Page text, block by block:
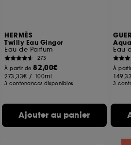
HERMÈS
Twilly Eau Ginger
Eau de Parfum
273
À partir de82,00€
273,33€ / 100ml
3 contenances disponibles
Ajouter au panier
Eau
À
3